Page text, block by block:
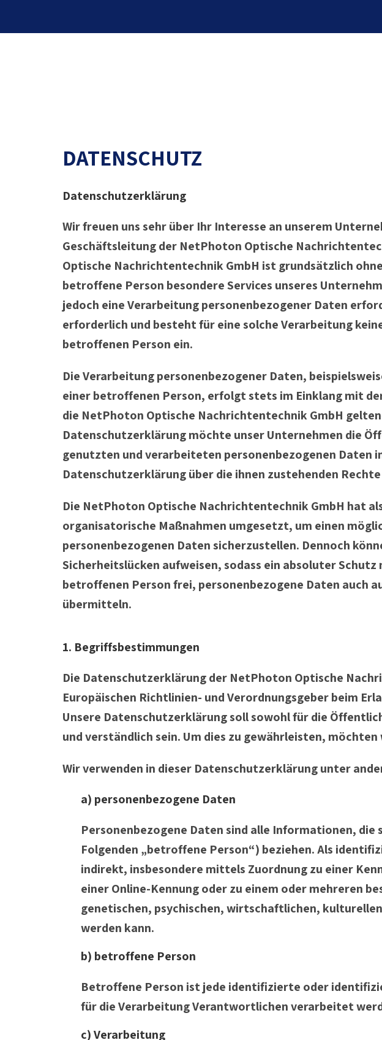
DATENSCHUTZ
Datenschutzerklärung
Wir freuen uns sehr über Ihr Interesse an unserem
Geschäftsleitung der NetPhoton Optische
Optische Nachrichtentechnik GmbH ist grundsätzlich
betroffene Person besondere Services unseres
jedoch eine Verarbeitung personenbezogener Daten
erforderlich und besteht für eine solche Verarbeitung
betroffenen Person ein.
Die Verarbeitung personenbezogener Daten,
einer betroffenen Person, erfolgt stets im Einklang mit
die NetPhoton Optische Nachrichtentechnik GmbH
Datenschutzerklärung möchte unser Unternehmen die
genutzten und verarbeiteten personenbezogenen
Datenschutzerklärung über die ihnen zustehenden
Die NetPhoton Optische Nachrichtentechnik GmbH hat
organisatorische Maßnahmen umgesetzt, um einen
personenbezogenen Daten sicherzustellen. Dennoch
Sicherheitslücken aufweisen, sodass ein absoluter
betroffenen Person frei, personenbezogene Daten auch
übermitteln.
1. Begriffsbestimmungen
Die Datenschutzerklärung der NetPhoton Optische
Europäischen Richtlinien- und Verordnungsgeber beim
Unsere Datenschutzerklärung soll sowohl für die
und verständlich sein. Um dies zu gewährleisten,
Wir verwenden in dieser Datenschutzerklärung unter
a) personenbezogene Daten
Personenbezogene Daten sind alle Informationen,
Folgenden „betroffene Person“) beziehen. Als
indirekt, insbesondere mittels Zuordnung zu einer
einer Online-Kennung oder zu einem oder mehreren
genetischen, psychischen, wirtschaftlichen,
werden kann.
b) betroffene Person
Betroffene Person ist jede identifizierte oder
für die Verarbeitung Verantwortlichen verarbeitet
c) Verarbeitung